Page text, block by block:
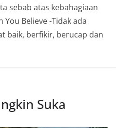
sebab atas kebahagiaan
You Believe -Tidak ada
baik, berfikir, berucap dan
Suka